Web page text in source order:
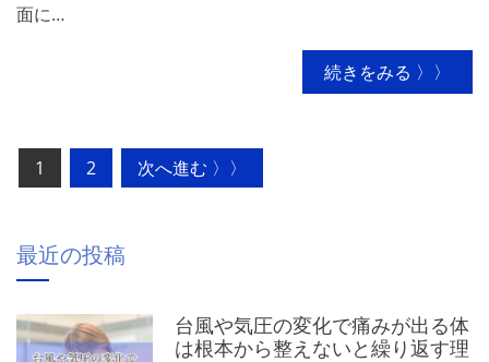
面に…
続きをみる 〉〉
投
稿
ペ
ジ
1 2 次へ進む 〉〉
最近の投稿
台風や気圧の変化で痛みが出る体
は根本から整えないと繰り返す理